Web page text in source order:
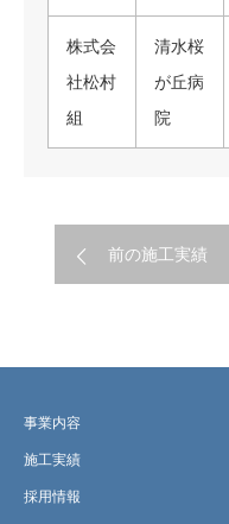
株式会
社松村
組
清水桜
が丘病
院
前の施工実績
事業内容
施工実績
採用情報